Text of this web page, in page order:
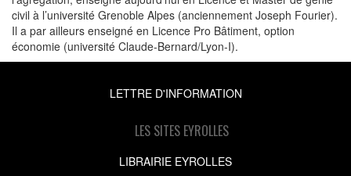
civil à l’université Grenoble Alpes (anciennement Joseph Fourier).
Il a par ailleurs enseigné en Licence Pro Bâtiment, option
économie (université Claude-Bernard/Lyon-I).
LETTRE D'INFORMATION
LES SITES EYROLLES
LIBRAIRIE EYROLLES